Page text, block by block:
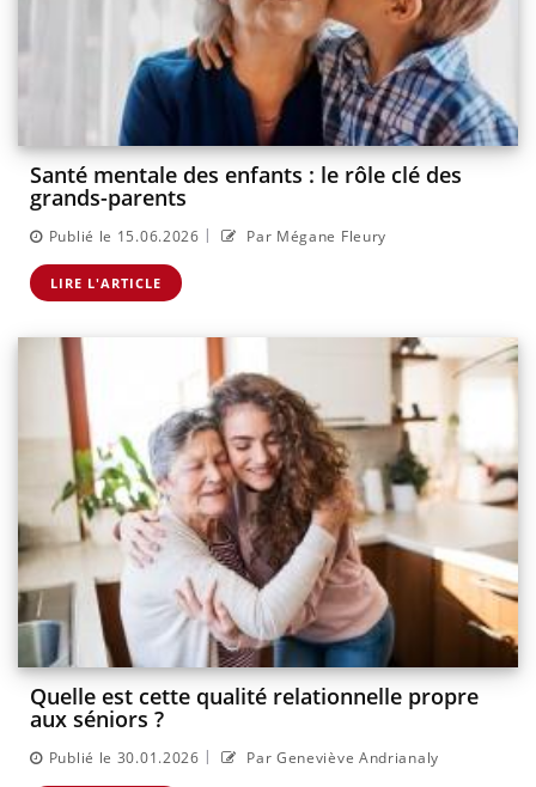
Santé mentale des enfants : le rôle clé des
grands-parents
Publié le 15.06.2026 | Par Mégane Fleury
LIRE L'ARTICLE
Quelle est cette qualité relationnelle propre
aux séniors ?
Publié le 30.01.2026 | Par Geneviève Andrianaly